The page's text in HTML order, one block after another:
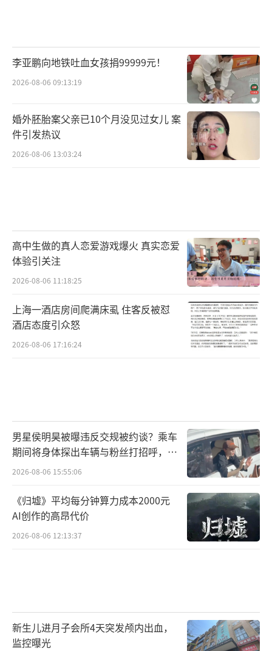
李亚鹏向地铁吐血女孩捐99999元！
2026-08-06 09:13:19
婚外胚胎案父亲已10个月没见过女儿 案
件引发热议
2026-08-06 13:03:24
高中生做的真人恋爱游戏爆火 真实恋爱
体验引关注
2026-08-06 11:18:25
上海一酒店房间爬满床虱 住客反被怼
酒店态度引众怒
2026-08-06 17:16:24
男星侯明昊被曝违反交规被约谈？乘车
期间将身体探出车辆与粉丝打招呼，当
地交警回应
2026-08-06 15:55:06
《归墟》平均每分钟算力成本2000元
AI创作的高昂代价
2026-08-06 12:13:37
新生儿进月子会所4天突发颅内出血，
监控曝光